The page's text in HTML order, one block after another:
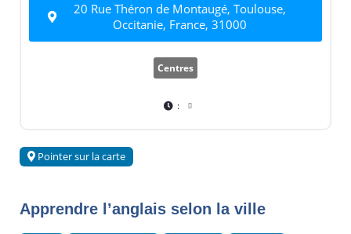
20 Rue Théron de Montaugé, Toulouse,
Occitanie, France, 31000
Centres
:
Pointer sur la carte
Apprendre l’anglais selon la ville